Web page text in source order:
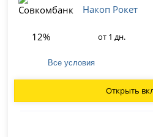
Накоп Рокет
12% от 1 дн.
Все условия
Открыть